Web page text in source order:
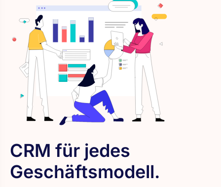
CRM für jedes
Geschäftsmodell.